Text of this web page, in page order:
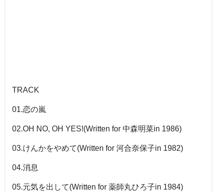
TRACK
01.恋の嵐
02.OH NO, OH YES!(Written for 中森明菜in 1986)
03.けんかをやめて(Written for 河合奈保子in 1982)
04.消息
05.元気を出して(Written for 薬師丸ひろ子in 1984)